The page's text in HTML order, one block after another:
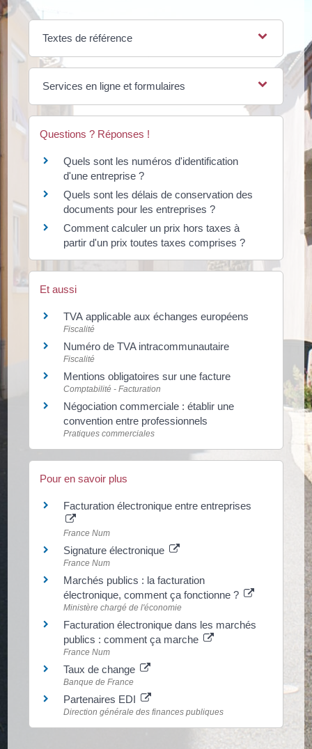
Textes de référence
Services en ligne et formulaires
Questions ? Réponses !
Quels sont les numéros d'identification
d'une entreprise ?
Quels sont les délais de conservation des
documents pour les entreprises ?
Comment calculer un prix hors taxes à
partir d'un prix toutes taxes comprises ?
Et aussi
TVA applicable aux échanges européens
Fiscalité
Numéro de TVA intracommunautaire
Fiscalité
Mentions obligatoires sur une facture
Comptabilité - Facturation
Négociation commerciale : établir une
convention entre professionnels
Pratiques commerciales
Pour en savoir plus
Facturation électronique entre entreprises
France Num
Signature électronique
France Num
Marchés publics : la facturation
électronique, comment ça fonctionne ?
Ministère chargé de l'économie
Facturation électronique dans les marchés
publics : comment ça marche
France Num
Taux de change
Banque de France
Partenaires EDI
Direction générale des finances publiques